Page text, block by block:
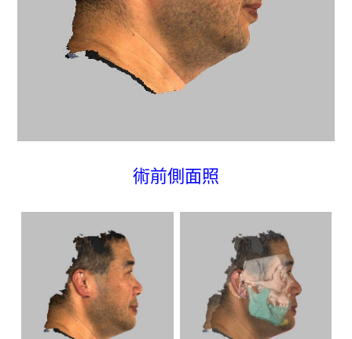
術前側面照